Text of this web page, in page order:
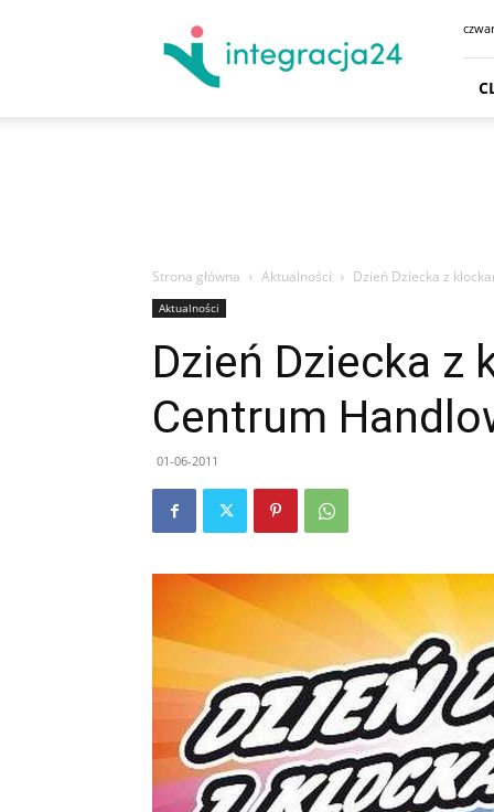
HANDLOWE
GDAŃSK
SKLEPY
Strona główna Aktualności Dzień Dziecka z
Aktualności
Dzień Dziecka z
Centrum
01-06-2011